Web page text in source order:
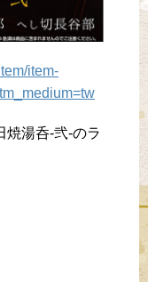
item-
湯呑-弐-のラ